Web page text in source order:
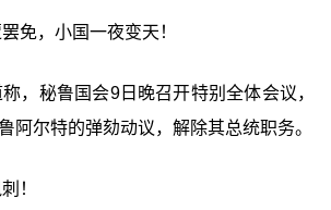
免，小国一夜变天！
，秘鲁国会9日晚召开特别全体会议，
阿尔特的弹劾动议，解除其总统职务。
！